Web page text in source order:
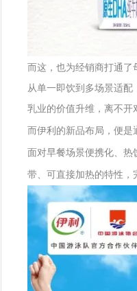
而这，也为经销商打通
从单一即饮到多场景适配
乳业的价值升维，离不开
而伊利的新品布局，便是
面对早餐场景便携化、
带、可直接加热的特性，